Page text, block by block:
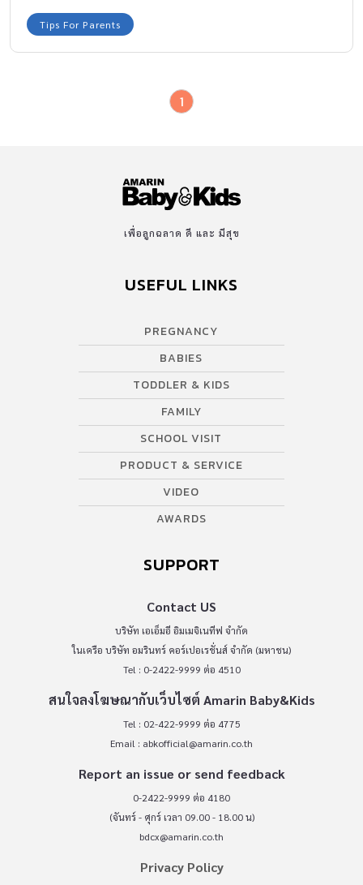
Tips For Parents
1
เพื่อลูกฉลาด ดี และ มีสุข
USEFUL LINKS
PREGNANCY
BABIES
TODDLER & KIDS
FAMILY
SCHOOL VISIT
PRODUCT & SERVICE
VIDEO
AWARDS
SUPPORT
Contact US
บริษัท เอเอ็มอี อิมเมจิเนทีฟ จำกัด
ในเครือ บริษัท อมรินทร์ คอร์เปอเรชั่นส์ จำกัด (มหาชน)
Tel : 0-2422-9999 ต่อ 4510
สนใจลงโฆษณากับเว็บไซต์ Amarin Baby&Kids
Tel : 02-422-9999 ต่อ 4775
Email : abkofficial@amarin.co.th
Report an issue or send feedback
0-2422-9999 ต่อ 4180
(จันทร์ - ศุกร์ เวลา 09.00 - 18.00 น)
bdcx@amarin.co.th
Privacy Policy